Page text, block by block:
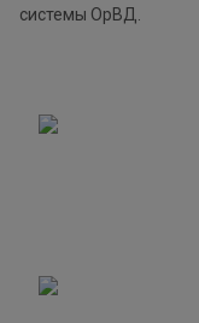
системы ОрВД.